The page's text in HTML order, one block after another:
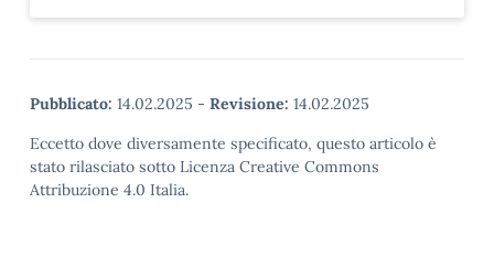
Pubblicato: 14.02.2025 - Revisione: 14.02.2025
Eccetto dove diversamente specificato, questo articolo è
stato rilasciato sotto Licenza Creative Commons
Attribuzione 4.0 Italia.